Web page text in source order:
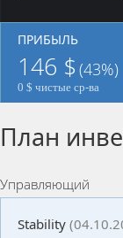
ПРИБЫЛЬ
146 $ (43%)
0 $ чистые ср-ва
План
Управляющий
Stability